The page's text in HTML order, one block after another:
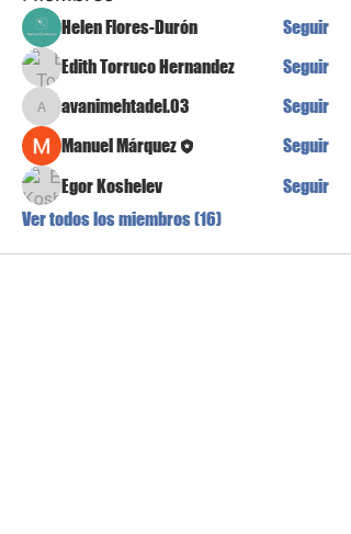
Helen Flores-Durón
Seguir
Edith Torruco Hernandez
Seguir
avanimehtadel.03
avanimehtadel.03
Seguir
Manuel Márquez
Seguir
Egor Koshelev
Seguir
Ver todos los miembros (16)